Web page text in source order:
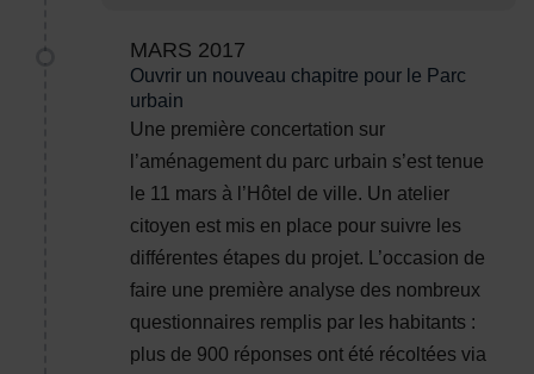
MARS 2017
Ouvrir un nouveau chapitre pour le Parc
urbain
Une première concertation sur
l’aménagement du parc urbain s’est tenue
le 11 mars à l’Hôtel de ville. Un atelier
citoyen est mis en place pour suivre les
différentes étapes du projet. L’occasion de
faire une première analyse des nombreux
questionnaires remplis par les habitants :
plus de 900 réponses ont été récoltées via